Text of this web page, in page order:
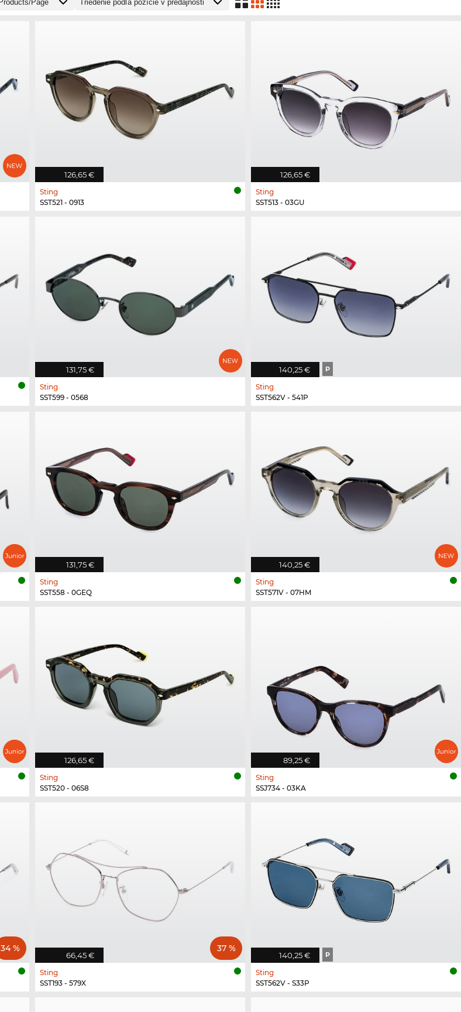
126,65 €
Sting
SST521 - 0913
126,65 €
Sting
SST513 - 03GU
131,75 €
Sting
SST599 - 0568
140,25 € P
Sting
SST562V - 541P
131,75 €
Sting
SST558 - 0GEQ
140,25 €
Sting
SST571V - 07HM
126,65 €
Sting
SST520 - 06S8
89,25 €
Sting
SSJ734 - 03KA
34 %
66,45 €
37 %
Sting
SST193 - 579X
140,25 € P
Sting
SST562V - S33P